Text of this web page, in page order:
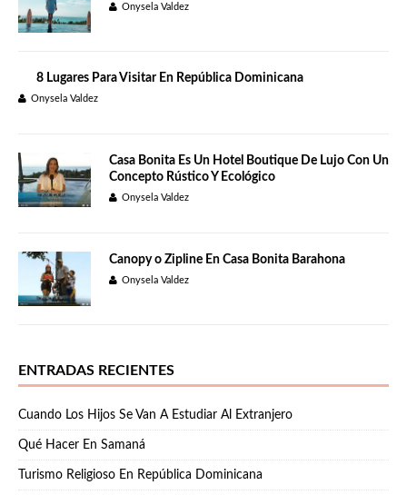
Onysela Valdez
8 Lugares Para Visitar En República Dominicana
Onysela Valdez
Casa Bonita Es Un Hotel Boutique De Lujo Con Un
Concepto Rústico Y Ecológico
Onysela Valdez
Canopy o Zipline En Casa Bonita Barahona
Onysela Valdez
ENTRADAS RECIENTES
Cuando Los Hijos Se Van A Estudiar Al Extranjero
Qué Hacer En Samaná
Turismo Religioso En República Dominicana